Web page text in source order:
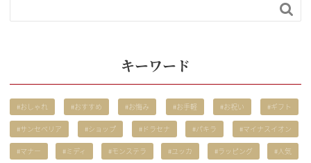

キーワード
#おしゃれ #おすすめ #お悔み #お手軽 #お祝い #ギフト
#サンセベリア #ショップ #ドラセナ #パキラ #マイナスイオン
#マナー #ミディ #モンステラ #ユッカ #ラッピング #人気